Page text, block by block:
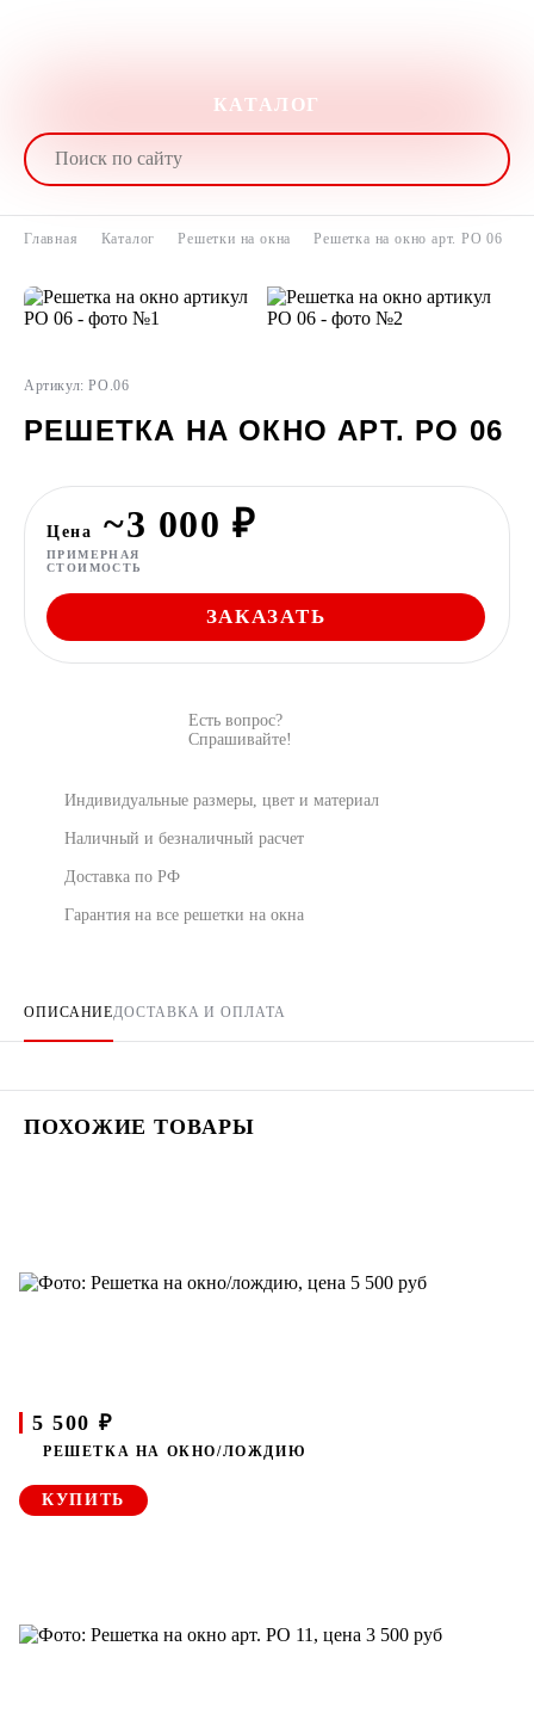
КАТАЛОГ
Главная Каталог Решетки на окна Решетка на окно арт. РО 06
Артикул: РО.06
РЕШЕТКА НА ОКНО АРТ. РО 06
ЗАКАЗАТЬ
Цена ~3 000 ₽
ПРИМЕРНАЯ
СТОИМОСТЬ
Есть вопрос?
Спрашивайте!
Индивидуальные размеры, цвет и материал
Наличный и безналичный расчет
Доставка по РФ
Гарантия на все решетки на окна
ОПИСАНИЕДОСТАВКА И ОПЛАТА
ПОХОЖИЕ ТОВАРЫ
5 500 ₽
РЕШЕТКА НА ОКНО/ЛОЖДИЮ
КУПИТЬ